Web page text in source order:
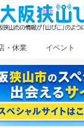
・休業 イベント